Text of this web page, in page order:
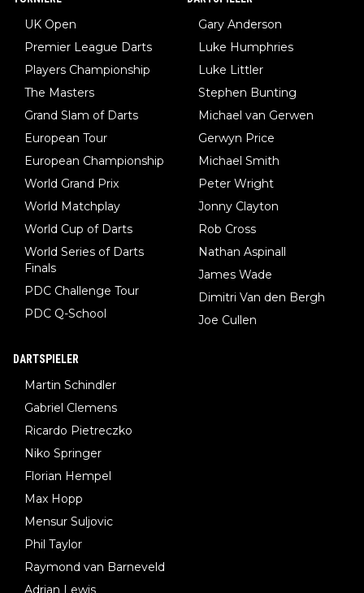
UK Open
Premier League Darts
Players Championship
The Masters
Grand Slam of Darts
European Tour
European Championship
World Grand Prix
World Matchplay
World Cup of Darts
World Series of Darts
Finals
PDC Challenge Tour
PDC Q-School
Gary Anderson
Luke Humphries
Luke Littler
Stephen Bunting
Michael van Gerwen
Gerwyn Price
Michael Smith
Peter Wright
Jonny Clayton
Rob Cross
Nathan Aspinall
James Wade
Dimitri Van den Bergh
Joe Cullen
DARTSPIELER
Martin Schindler
Gabriel Clemens
Ricardo Pietreczko
Niko Springer
Florian Hempel
Max Hopp
Mensur Suljovic
Phil Taylor
Raymond van Barneveld
Adrian Lewis